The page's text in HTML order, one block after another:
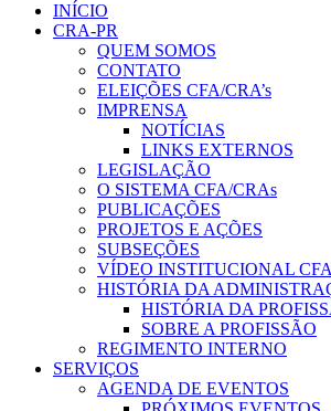
INÍCIO
CRA-PR
QUEM SOMOS
CONTATO
ELEIÇÕES CFA/CRA’s
IMPRENSA
NOTÍCIAS
LINKS EXTERNOS
LEGISLAÇÃO
O SISTEMA CFA/CRAs
PUBLICAÇÕES
PROJETOS E AÇÕES
SUBSEÇÕES
VÍDEO INSTITUCIONAL
HISTÓRIA DA
HISTÓRIA DA
SOBRE A PROFISSÃO
REGIMENTO INTERNO
SERVIÇOS
AGENDA DE EVENTOS